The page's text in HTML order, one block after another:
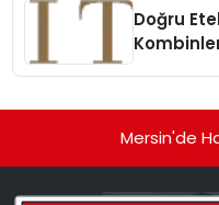
Doğru
Mersin'de